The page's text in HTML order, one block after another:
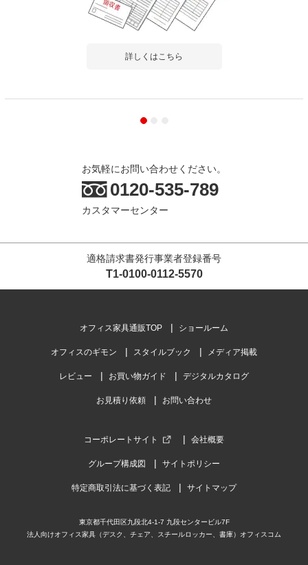
詳しくはこちら
お気軽にお問い合わせください。
0120-535-789
カスタマーセンター
適格請求書発行事業者登録番号
T1-0100-0112-5570
オフィス家具通販TOP ショールーム
オフィスのギモン スタイルブック メディア掲載
レビュー お買い物ガイド デジタルカタログ
お見積り依頼 お問い合わせ
コーポレートサイト 会社概要
グループ構成図 サイトポリシー
特定商取引法に基づく表記 サイトマップ
東京都千代田区九段北4-1-7 九段センタービル7F
法人向けオフィス家具（デスク、チェア、スチールロッカー、書庫）オフィスコム